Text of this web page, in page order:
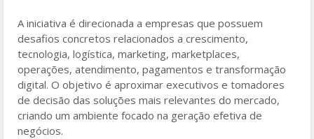
A iniciativa é direcionada a empresas que possuem
desafios concretos relacionados a crescimento,
tecnologia, logística, marketing, marketplaces,
operações, atendimento, pagamentos e transformação
digital. O objetivo é aproximar executivos e tomadores
de decisão das soluções mais relevantes do mercado,
criando um ambiente focado na geração efetiva de
negócios.